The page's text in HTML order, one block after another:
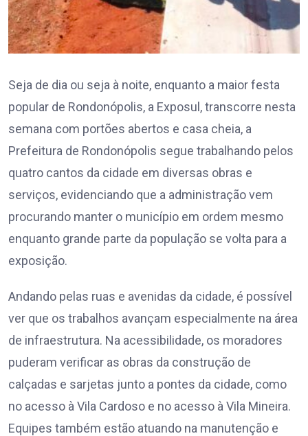
Seja de dia ou seja à noite, enquanto a maior festa
popular de Rondonópolis, a Exposul, transcorre nesta
semana com portões abertos e casa cheia, a
Prefeitura de Rondonópolis segue trabalhando pelos
quatro cantos da cidade em diversas obras e
serviços, evidenciando que a administração vem
procurando manter o município em ordem mesmo
enquanto grande parte da população se volta para a
exposição.
Andando pelas ruas e avenidas da cidade, é possível
ver que os trabalhos avançam especialmente na área
de infraestrutura. Na acessibilidade, os moradores
puderam verificar as obras da construção de
calçadas e sarjetas junto a pontes da cidade, como
no acesso à Vila Cardoso e no acesso à Vila Mineira.
Equipes também estão atuando na manutenção e